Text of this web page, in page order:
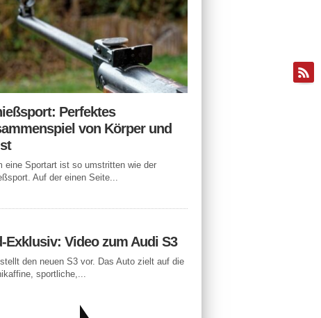
Perfektes
von Körper und
eine Sportart ist so umstritten wie der
Auf der einen Seite...
Exklusiv: Video zum Audi S3
den neuen S3 vor. Das Auto zielt auf die
sportliche,...